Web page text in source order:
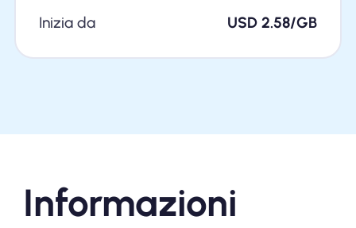
Inizia da
USD 2.58/GB
Informazioni